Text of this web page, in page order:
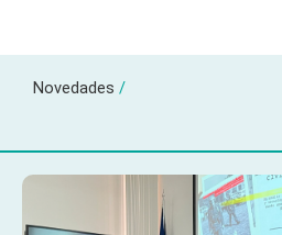
Novedades /